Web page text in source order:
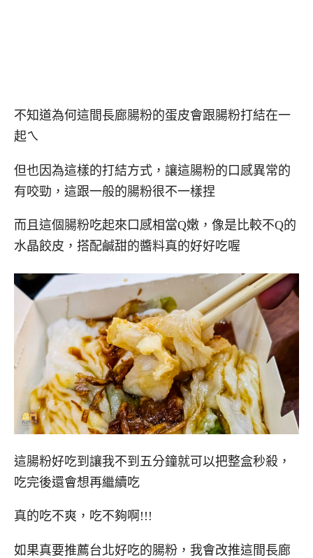
不知道為何這間長廊腸粉的蛋皮會跟腸粉打結在一
起ㄟ
但也因為這樣的打結方式，讓這腸粉的口感異常的
有咬勁，這跟一般的腸粉很不一樣捏
而且這個腸粉吃起來口感相當Q嫩，像是比較不Q的
水晶餃皮，搭配鹹甜的醬料真的好好吃喔
這腸粉好吃到讓我不到五分鐘就可以把整盒秒殺，
吃完後還會想再繼續吃
真的吃不爽，吃不夠啊!!!
如果真要推薦台北好吃的腸粉，我會改推這間長廊